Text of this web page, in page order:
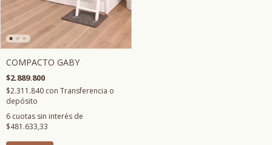
COMPACTO GABY
$2.889.800
$2.311.840 con Transferencia o
depósito
6 cuotas sin interés de
$481.633,33